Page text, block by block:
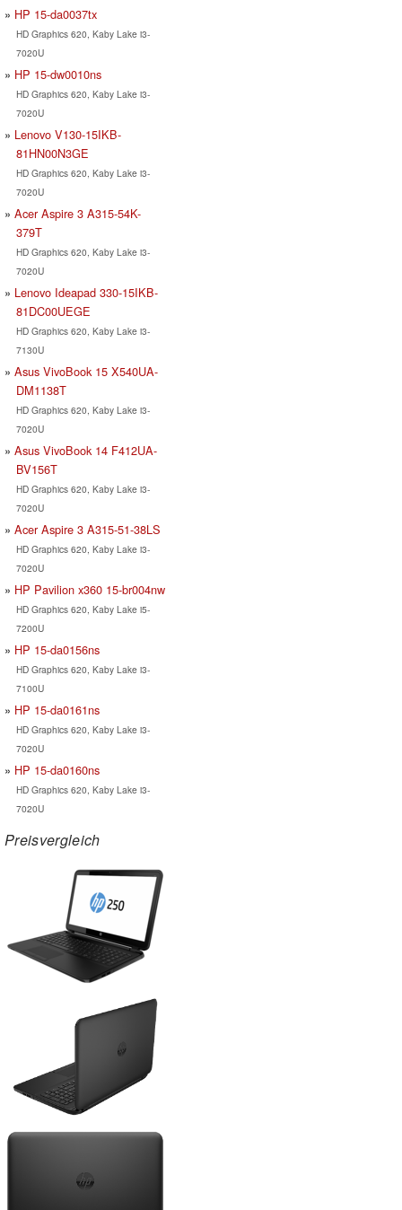
HP 15-da0037tx
HD Graphics 620, Kaby Lake i3-
7020U
HP 15-dw0010ns
HD Graphics 620, Kaby Lake i3-
7020U
Lenovo V130-15IKB-
81HN00N3GE
HD Graphics 620, Kaby Lake i3-
7020U
Acer Aspire 3 A315-54K-
379T
HD Graphics 620, Kaby Lake i3-
7020U
Lenovo Ideapad 330-15IKB-
81DC00UEGE
HD Graphics 620, Kaby Lake i3-
7130U
Asus VivoBook 15 X540UA-
DM1138T
HD Graphics 620, Kaby Lake i3-
7020U
Asus VivoBook 14 F412UA-
BV156T
HD Graphics 620, Kaby Lake i3-
7020U
Acer Aspire 3 A315-51-38LS
HD Graphics 620, Kaby Lake i3-
7020U
HP Pavilion x360 15-br004nw
HD Graphics 620, Kaby Lake i5-
7200U
HP 15-da0156ns
HD Graphics 620, Kaby Lake i3-
7100U
HP 15-da0161ns
HD Graphics 620, Kaby Lake i3-
7020U
HP 15-da0160ns
HD Graphics 620, Kaby Lake i3-
7020U
Preisvergleich